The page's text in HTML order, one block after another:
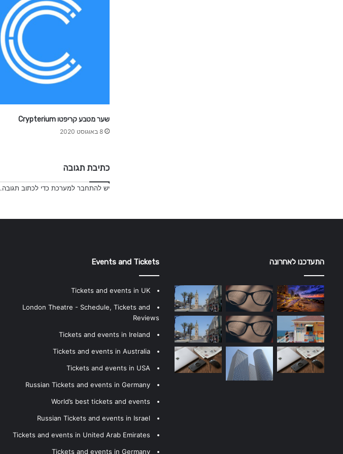
שער מטבע קריפטו Crypterium
8 באוגוסט 2020
כתיבת תגובה
ישלהתחבר למערכת כדי לכתוב תגובה.
התעדכנו לאחרונה Events and Tickets
Tickets and events in UK
London Theatre - Schedule, Tickets and
Reviews
Tickets and events in Ireland
Tickets and events in Australia
Tickets and events in USA
Russian Tickets and events in Germany
World’s best tickets and events
Russian Tickets and events in Israel
Tickets and events in United Arab Emirates
Tickets and events in Germany